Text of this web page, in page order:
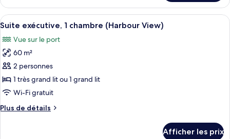
vue
sur
montagne
(Business)
Suite
Deluxe,
vue
la
montagne
(Business)
Afficher
toutes
les
photos
pour
ce
type
chambre :
Une chambre d’hôtel avec un
8
Suite exécutive, 1 chambre (Harbour View)
Vue sur le port
60 m²
2 personnes
1 très grand lit ou 1 grand lit
Wi-Fi gratuit
Plus de détails
Plus
Afficher les prix